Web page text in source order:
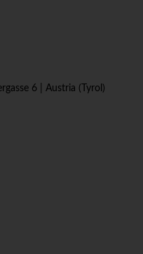
6 | Austria (Tyrol)